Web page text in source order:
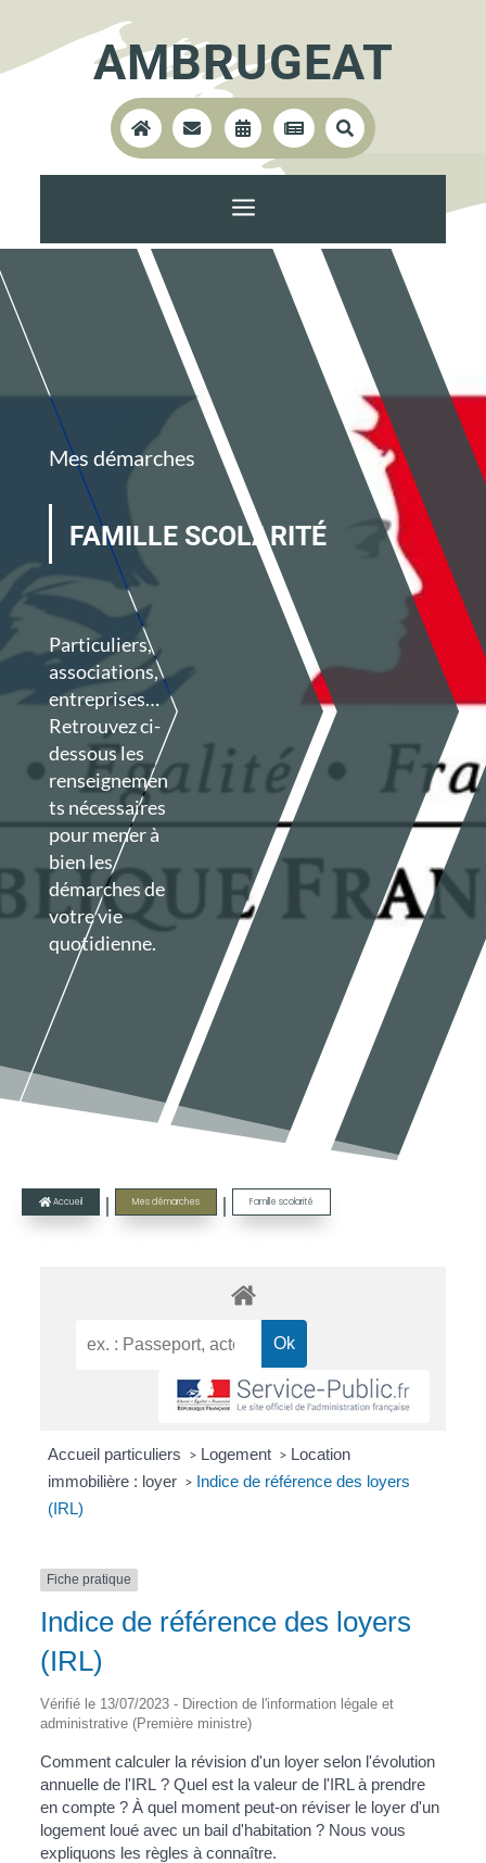
AMBRUGEAT
    
a
Mes démarches
FAMILLE SCOLARITÉ
Particuliers,
associations,
entreprises…
Retrouvez ci-
dessous les
renseignemen
ts nécessaires
pour mener à
bien les
démarches de
votre vie
quotidienne.
 Accueil | Mes démarches | Famille scolarité
Accueil particuliers > Logement > Location
immobilière : loyer > Indice de référence des loyers
(IRL)
Fiche pratique
Indice de référence des loyers
(IRL)
Vérifié le 13/07/2023 - Direction de l'information légale et
administrative (Première ministre)
Comment calculer la révision d'un loyer selon l'évolution
annuelle de l'IRL ? Quel est la valeur de l'IRL à prendre
en compte ? À quel moment peut-on réviser le loyer d'un
logement loué avec un bail d'habitation ? Nous vous
expliquons les règles à connaître.